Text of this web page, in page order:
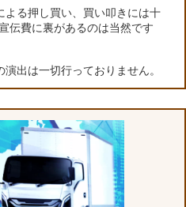
よる押し買い、買い叩きには十
伝費に裏があるのは当然です
出は一切行っておりません。